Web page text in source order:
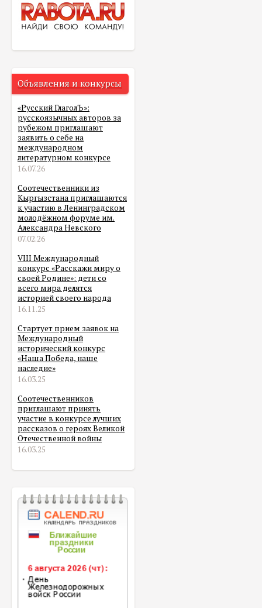
Объявления и конкурсы
«Русский ГлаголЪ»:
русскоязычных авторов за
рубежом приглашают
заявить о себе на
международном
литературном конкурсе
16.07.26
Соотечественники из
Кыргызстана приглашаются
к участию в Ленинградском
молодёжном форуме им.
Александра Невского
07.02.26
VIII Международный
конкурс «Расскажи миру о
своей Родине»: дети со
всего мира делятся
историей своего народа
16.11.25
Стартует прием заявок на
Международный
исторический конкурс
«Наша Победа, наше
наследие»
16.03.25
Соотечественников
приглашают принять
участие в конкурсе лучших
рассказов о героях Великой
Отечественной войны
16.03.25